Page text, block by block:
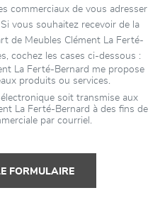
commerciaux de vous adresser
vous souhaitez recevoir de la
de Meubles Clément La Ferté-
cochez les cases ci-dessous :
La Ferté-Bernard me propose
produits ou services.
électronique soit transmise aux
La Ferté-Bernard à des fins de
par courriel.
FORMULAIRE